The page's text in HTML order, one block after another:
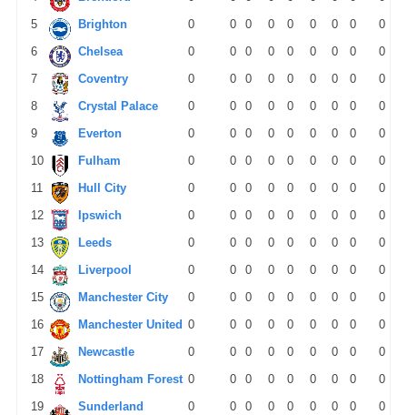
5
Brighton 0 0 0 0 0 0 0 0
0
6
Chelsea 0 0 0 0 0 0 0 0
0
7
Coventry 0 0 0 0 0 0 0 0
0
8
Crystal Palace 0 0 0 0 0 0 0 0
0
9
Everton 0 0 0 0 0 0 0 0
0
10
Fulham 0 0 0 0 0 0 0 0
0
11
Hull City 0 0 0 0 0 0 0 0
0
12
Ipswich 0 0 0 0 0 0 0 0
0
13
Leeds 0 0 0 0 0 0 0 0
0
14
Liverpool 0 0 0 0 0 0 0 0
0
15
Manchester City 0 0 0 0 0 0 0 0
0
16
Manchester United 0 0 0 0 0 0 0 0
0
17
Newcastle 0 0 0 0 0 0 0 0
0
18
Nottingham Forest 0 0 0 0 0 0 0 0
0
19
Sunderland 0 0 0 0 0 0 0 0
0